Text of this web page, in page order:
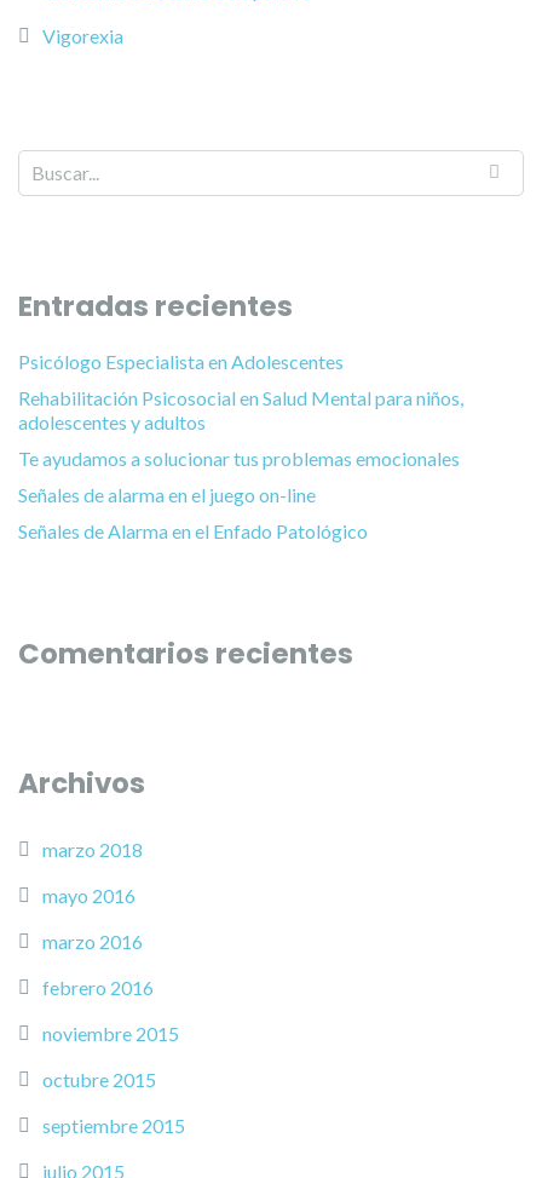
Vigorexia
Entradas recientes
Psicólogo Especialista en Adolescentes
Rehabilitación Psicosocial en Salud Mental para niños,
adolescentes y adultos
Te ayudamos a solucionar tus problemas emocionales
Señales de alarma en el juego on-line
Señales de Alarma en el Enfado Patológico
Comentarios recientes
Archivos
marzo 2018
mayo 2016
marzo 2016
febrero 2016
noviembre 2015
octubre 2015
septiembre 2015
julio 2015